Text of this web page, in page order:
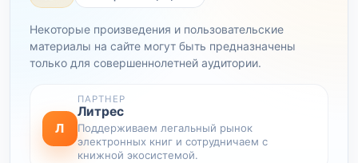
Некоторые произведения и пользовательские
материалы на сайте могут быть предназначены
только для совершеннолетней аудитории.
Л
ПАРТНЕР
Литрес
Поддерживаем легальный рынок
электронных книг и сотрудничаем с
книжной экосистемой.